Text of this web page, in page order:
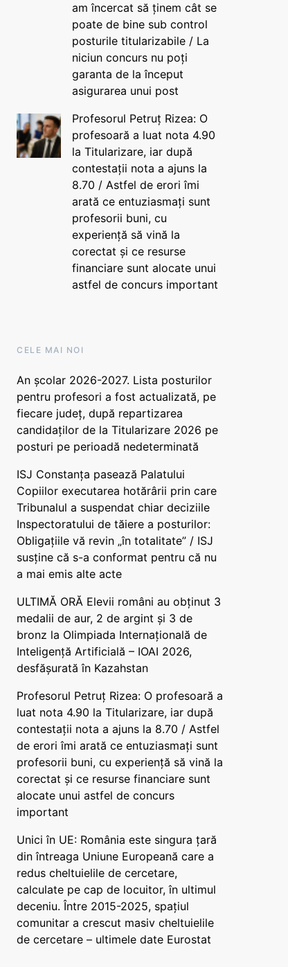
am încercat să ținem cât se
poate de bine sub control
posturile titularizabile / La
niciun concurs nu poți
garanta de la început
asigurarea unui post
Profesorul Petruț Rizea: O
profesoară a luat nota 4.90
la Titularizare, iar după
contestații nota a ajuns la
8.70 / Astfel de erori îmi
arată ce entuziasmați sunt
profesorii buni, cu
experiență să vină la
corectat și ce resurse
financiare sunt alocate unui
astfel de concurs important
CELE MAI NOI
An școlar 2026-2027. Lista posturilor
pentru profesori a fost actualizată, pe
fiecare județ, după repartizarea
candidaților de la Titularizare 2026 pe
posturi pe perioadă nedeterminată
ISJ Constanța pasează Palatului
Copiilor executarea hotărârii prin care
Tribunalul a suspendat chiar deciziile
Inspectoratului de tăiere a posturilor:
Obligațiile vă revin „în totalitate” / ISJ
susține că s-a conformat pentru că nu
a mai emis alte acte
ULTIMĂ ORĂ Elevii români au obținut 3
medalii de aur, 2 de argint și 3 de
bronz la Olimpiada Internațională de
Inteligență Artificială – IOAI 2026,
desfășurată în Kazahstan
Profesorul Petruț Rizea: O profesoară a
luat nota 4.90 la Titularizare, iar după
contestații nota a ajuns la 8.70 / Astfel
de erori îmi arată ce entuziasmați sunt
profesorii buni, cu experiență să vină la
corectat și ce resurse financiare sunt
alocate unui astfel de concurs
important
Unici în UE: România este singura țară
din întreaga Uniune Europeană care a
redus cheltuielile de cercetare,
calculate pe cap de locuitor, în ultimul
deceniu. Între 2015-2025, spațiul
comunitar a crescut masiv cheltuielile
de cercetare – ultimele date Eurostat